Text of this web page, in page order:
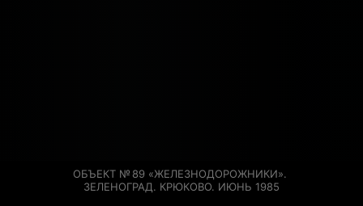
ОБЪЕКТ № 89 «ЖЕЛЕЗНОДОРОЖНИКИ».
ЗЕЛЕНОГРАД. КРЮКОВО. ИЮНЬ 1985